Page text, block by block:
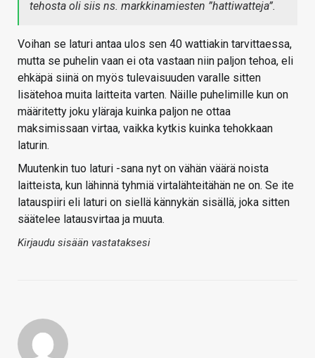
tehosta oli siis ns. markkinamiesten ”hattiwatteja”.
Voihan se laturi antaa ulos sen 40 wattiakin tarvittaessa,
mutta se puhelin vaan ei ota vastaan niin paljon tehoa, eli
ehkäpä siinä on myös tulevaisuuden varalle sitten
lisätehoa muita laitteita varten. Näille puhelimille kun on
määritetty joku yläraja kuinka paljon ne ottaa
maksimissaan virtaa, vaikka kytkis kuinka tehokkaan
laturin.
Muutenkin tuo laturi -sana nyt on vähän väärä noista
laitteista, kun lähinnä tyhmiä virtalähteitähän ne on. Se ite
latauspiiri eli laturi on siellä kännykän sisällä, joka sitten
säätelee latausvirtaa ja muuta.
Kirjaudu sisään vastataksesi